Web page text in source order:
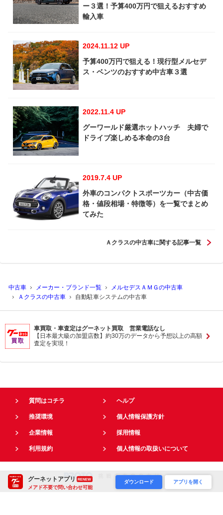
グーネットアプリ RENEW
メアド不要で問い合わせ可能
ダウンロード アプリを開く
ー３選！予算400万円で狙えるおすすめ
輸入車
2024.11.12 UP
予算400万円で狙える！現行型メルセデ
ス・ベンツのおすすめ中古車３選
2022.11.4 UP
グーワールド厳選ホットハッチ 夫婦で
ドライブ楽しめる本命の3台
2019.7.4 UP
外車のコンパクトスポーツカー（中古価
格・値段相場・特徴等）を一覧でまとめ
てみた
Ａクラスの中古車に関する記事一覧
中古車 メーカー・ブランド一覧
メルセデスＡＭＧの中古車
Ａクラスの中古車
自動駐車システムの中古車
車買取・車査定はグーネット買取 営業電話なし
【日本最大級の加盟店数】約30万のデータから予想以上の高額
査定を実現！
質問はコチラ ヘルプ
推奨環境 個人情報保護方針
企業情報 採用情報
利用規約 個人情報の取扱いについて